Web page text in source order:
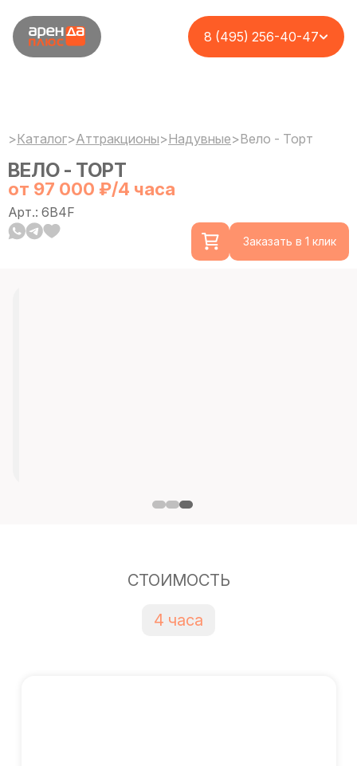
8 (495) 256-40-47
>Каталог>Аттракционы>Надувные>Вело - Торт
ВЕЛО - ТОРТ
от 97 000 ₽/4 часа
Арт.: 6B4F
Заказать в 1 клик
СТОИМОСТЬ
4 часа